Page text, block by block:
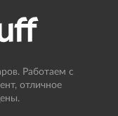
Работаем с
отличное